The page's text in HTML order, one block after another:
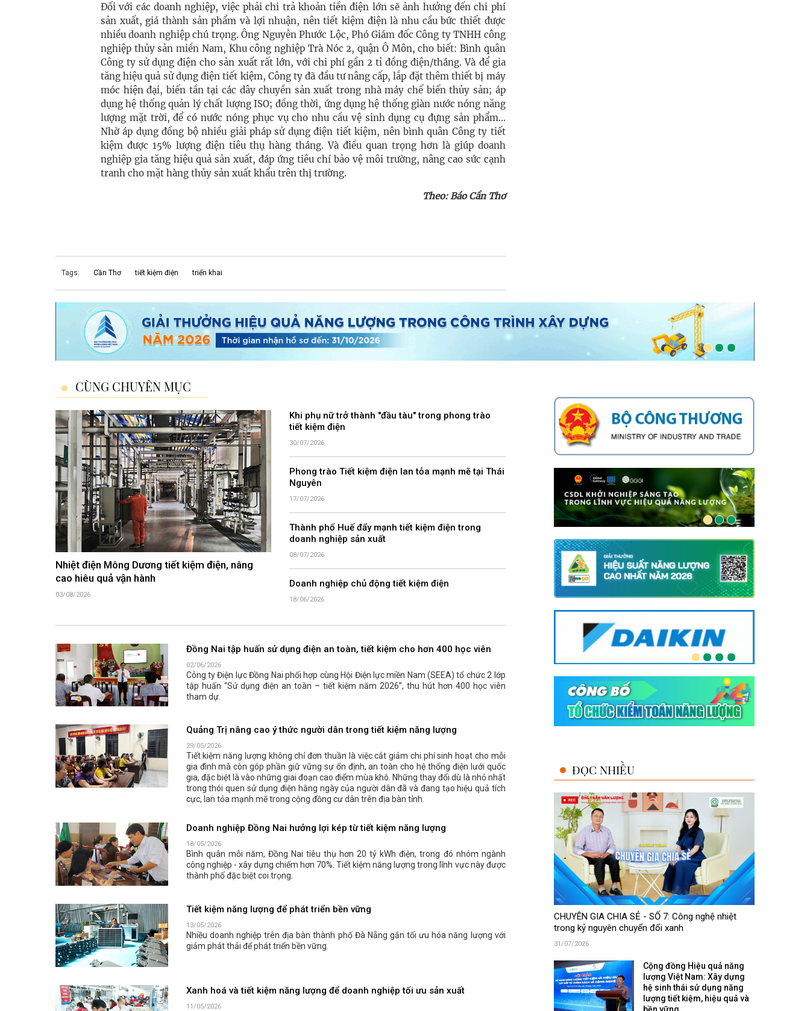
Đối với các doanh nghiệp, việc phải chi trả khoản tiền điện lớn sẽ ảnh hưởng đến chi phí
sản xuất, giá thành sản phẩm và lợi nhuận, nên tiết kiệm điện là nhu cầu bức thiết được
nhiều doanh nghiệp chú trọng. Ông Nguyễn Phước Lộc, Phó Giám đốc Công ty TNHH công
nghiệp thủy sản miền Nam, Khu công nghiệp Trà Nóc 2, quận Ô Môn, cho biết: Bình quân
Công ty sử dụng điện cho sản xuất rất lớn, với chi phí gần 2 tỉ đồng điện/tháng. Và để gia
tăng hiệu quả sử dụng điện tiết kiệm, Công ty đã đầu tư nâng cấp, lắp đặt thêm thiết bị máy
móc hiện đại, biến tần tại các dây chuyền sản xuất trong nhà máy chế biến thủy sản; áp
dụng hệ thống quản lý chất lượng ISO; đồng thời, ứng dụng hệ thống giàn nước nóng năng
lượng mặt trời, để có nước nóng phục vụ cho nhu cầu vệ sinh dụng cụ đựng sản phẩm...
Nhờ áp dụng đồng bộ nhiều giải pháp sử dụng điện tiết kiệm, nên bình quân Công ty tiết
kiệm được 15% lượng điện tiêu thụ hàng tháng. Và điều quan trọng hơn là giúp doanh
nghiệp gia tăng hiệu quả sản xuất, đáp ứng tiêu chí bảo vệ môi trường, nâng cao sức cạnh
tranh cho mặt hàng thủy sản xuất khẩu trên thị trường.
Theo: Báo Cần Thơ
Tags: Cần Thơ tiết kiệm điện triển khai
CÙNG CHUYÊN MỤC
Nhiệt điện Mông Dương tiết kiệm điện, nâng
cao hiêu quả vận hành
03/08/2026
Khi phụ nữ trở thành "đầu tàu" trong phong trào
tiết kiệm điện
30/07/2026
Phong trào Tiết kiệm điện lan tỏa mạnh mẽ tại Thái
Nguyên
17/07/2026
Thành phố Huế đẩy mạnh tiết kiệm điện trong
doanh nghiệp sản xuất
08/07/2026
Doanh nghiệp chủ động tiết kiệm điện
18/06/2026
Đồng Nai tập huấn sử dụng điện an toàn, tiết kiệm cho hơn 400 học viên
02/06/2026
Công ty Điện lực Đồng Nai phối hợp cùng Hội Điện lực miền Nam (SEEA) tổ chức 2 lớp
tập huấn “Sử dụng điện an toàn – tiết kiệm năm 2026”, thu hút hơn 400 học viên
tham dự.
Quảng Trị nâng cao ý thức người dân trong tiết kiệm năng lượng
29/05/2026
Tiết kiệm năng lượng không chỉ đơn thuần là việc cắt giảm chi phí sinh hoạt cho mỗi
gia đình mà còn góp phần giữ vững sự ổn định, an toàn cho hệ thống điện lưới quốc
gia, đặc biệt là vào những giai đoạn cao điểm mùa khô. Những thay đổi dù là nhỏ nhất
trong thói quen sử dụng điện hằng ngày của người dân đã và đang tạo hiệu quả tích
cực, lan tỏa mạnh mẽ trong cộng đồng cư dân trên địa bàn tỉnh.
Doanh nghiệp Đồng Nai hưởng lợi kép từ tiết kiệm năng lượng
18/05/2026
Bình quân mỗi năm, Đồng Nai tiêu thụ hơn 20 tỷ kWh điện, trong đó nhóm ngành
công nghiệp - xây dựng chiếm hơn 70%. Tiết kiệm năng lượng trong lĩnh vực này được
thành phố đặc biệt coi trọng.
Tiết kiệm năng lượng để phát triển bền vững
13/05/2026
Nhiều doanh nghiệp trên địa bàn thành phố Đà Nẵng gắn tối ưu hóa năng lượng với
giảm phát thải để phát triển bền vững.
Xanh hoá và tiết kiệm năng lượng để doanh nghiệp tối ưu sản xuất
11/05/2026
ĐỌC NHIỀU
CHUYÊN GIA CHIA SẺ - SỐ 7: Công nghệ nhiệt
trong kỷ nguyên chuyển đổi xanh
31/07/2026
Cộng đồng Hiệu quả năng
lượng Việt Nam: Xây dựng
hệ sinh thái sử dụng năng
lượng tiết kiệm, hiệu quả và